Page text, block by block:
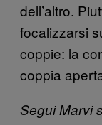
dell’altro.
focalizzarsi
coppie: la
coppia
Segui Marvi